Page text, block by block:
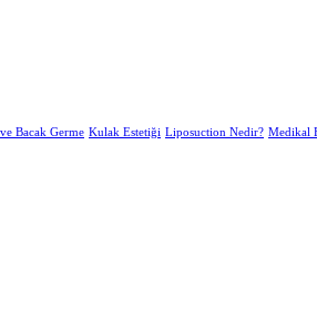
Bacak Germe Kulak Estetiği Liposuction Nedir? Medikal